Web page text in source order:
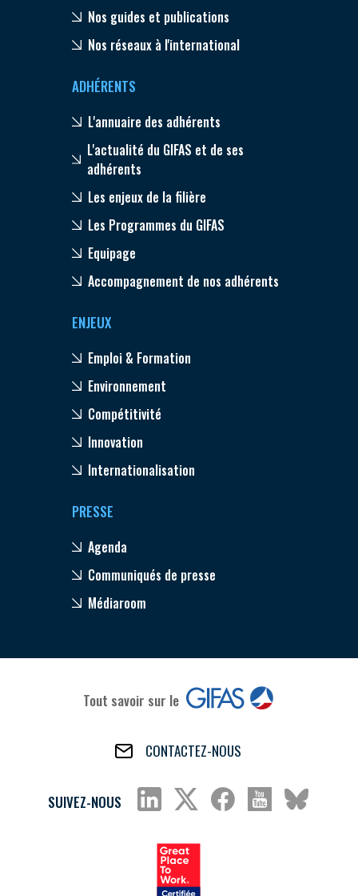
Nos guides et publications
Nos réseaux à l'international
ADHÉRENTS
L'annuaire des adhérents
L'actualité du GIFAS et de ses
adhérents
Les enjeux de la filière
Les Programmes du GIFAS
Equipage
Accompagnement de nos adhérents
ENJEUX
Emploi & Formation
Environnement
Compétitivité
Innovation
Internationalisation
PRESSE
Agenda
Communiqués de presse
Médiaroom
Tout savoir sur le
CONTACTEZ-NOUS
SUIVEZ-NOUS